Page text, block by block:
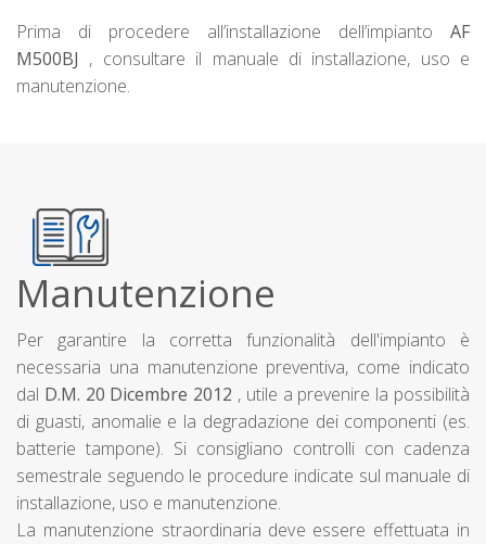
Prima di procedere all’installazione dell’impianto AF
M500BJ , consultare il manuale di installazione, uso e
manutenzione.
Manutenzione
Per garantire la corretta funzionalità dell'impianto è
necessaria una manutenzione preventiva, come indicato
dal D.M. 20 Dicembre 2012 , utile a prevenire la possibilità
di guasti, anomalie e la degradazione dei componenti (es.
batterie tampone). Si consigliano controlli con cadenza
semestrale seguendo le procedure indicate sul manuale di
installazione, uso e manutenzione.
La manutenzione straordinaria deve essere effettuata in